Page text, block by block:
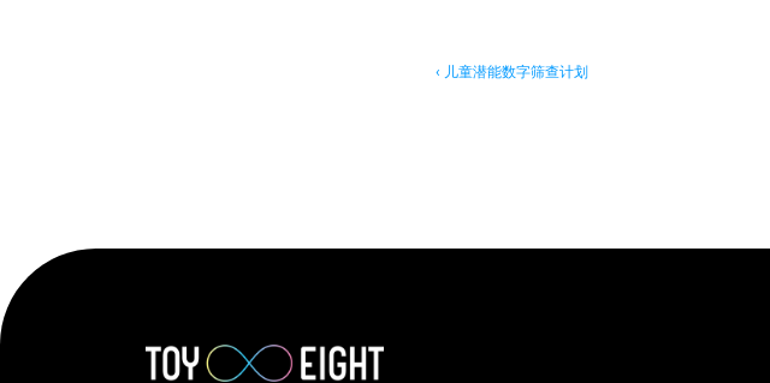
‹ 儿童潜能数字筛查计划